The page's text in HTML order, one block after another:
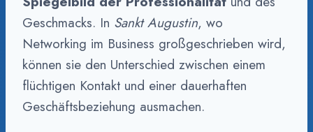
Geschmacks. In Sankt Augustin, wo
Networking im Business großgeschrieben wird,
können sie den Unterschied zwischen einem
flüchtigen Kontakt und einer dauerhaften
Geschäftsbeziehung ausmachen.